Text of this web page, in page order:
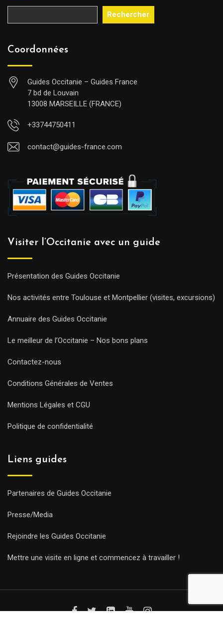
Rechercher
Coordonnées
Guides Occitanie – Guides France
7 bd de Louvain
13008 MARSEILLE (FRANCE)
+33744750411
contact@guides-france.com
Visiter l’Occitanie avec un guide
Présentation des Guides Occitanie
Nos activités entre Toulouse et Montpellier (visites, excursions)
Annuaire des Guides Occitanie
Le meilleur de l’Occitanie – Nos bons plans
Contactez-nous
Conditions Générales de Ventes
Mentions Légales et CGU
Politique de confidentialité
Liens guides
Partenaires de Guides Occitanie
Presse/Media
Rejoindre les Guides Occitanie
Mettre une visite en ligne et commencez à travailler !